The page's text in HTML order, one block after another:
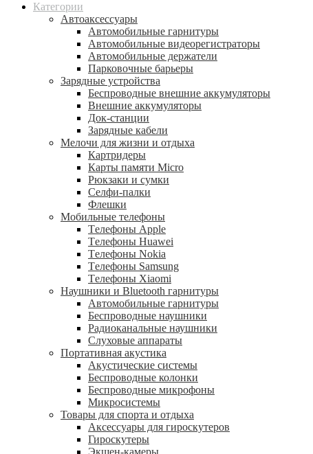
Категории
Автоаксессуары
Автомобильные гарнитуры
Автомобильные видеорегистраторы
Автомобильные держатели
Парковочные барьеры
Зарядные устройства
Беспроводные внешние аккумуляторы
Внешние аккумуляторы
Док-станции
Зарядные кабели
Мелочи для жизни и отдыха
Картридеры
Карты памяти Micro
Рюкзаки и сумки
Селфи-палки
Флешки
Мобильные телефоны
Tелефоны Apple
Tелефоны Huawei
Tелефоны Nokia
Tелефоны Samsung
Tелефоны Xiaomi
Наушники и Bluetooth гарнитуры
Автомобильные гарнитуры
Беспроводные наушники
Радиоканальные наушники
Слуховые аппараты
Портативная акустика
Акустические системы
Беспроводные колонки
Беспроводные микрофоны
Микросистемы
Товары для спорта и отдыха
Аксессуары для гироскутеров
Гироскутеры
Экшен-камеры